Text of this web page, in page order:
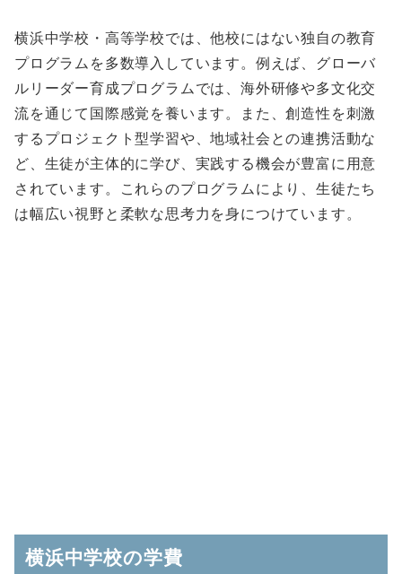
横浜中学校・高等学校では、他校にはない独自の教育
プログラムを多数導入しています。例えば、グローバ
ルリーダー育成プログラムでは、海外研修や多文化交
流を通じて国際感覚を養います。また、創造性を刺激
するプロジェクト型学習や、地域社会との連携活動な
ど、生徒が主体的に学び、実践する機会が豊富に用意
されています。これらのプログラムにより、生徒たち
は幅広い視野と柔軟な思考力を身につけています。
横浜中学校の学費